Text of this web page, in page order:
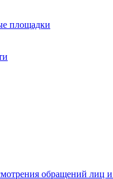
площадки
обращений лиц